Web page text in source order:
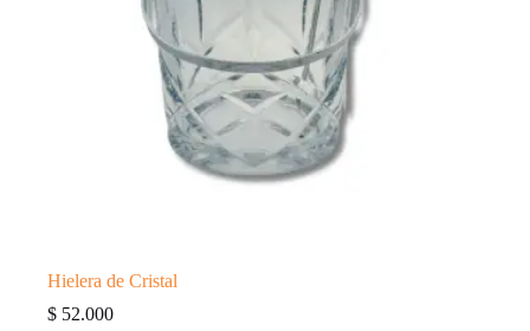
Hielera de Cristal
$ 52.000